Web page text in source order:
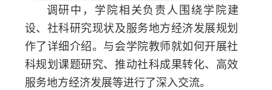
调研中，学院相关负责人围绕学院建
设、社科研究现状及服务地方经济发展规划
作了详细介绍。与会学院教师就如何开展社
科规划课题研究、推动社科成果转化、高效
服务地方经济发展等进行了深入交流。